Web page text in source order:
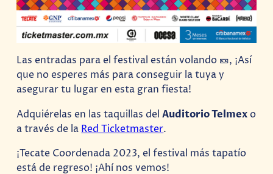
Las entradas para el festival están volando 🎫, ¡Así
que no esperes más para conseguir la tuya y
asegurar tu lugar en esta gran fiesta!
Adquiérelas en las taquillas delAuditorio Telmexo
a través de la Red Ticketmaster.
¡Tecate Coordenada 2023, el festival más tapatío
está de regreso! ¡Ahí nos vemos!